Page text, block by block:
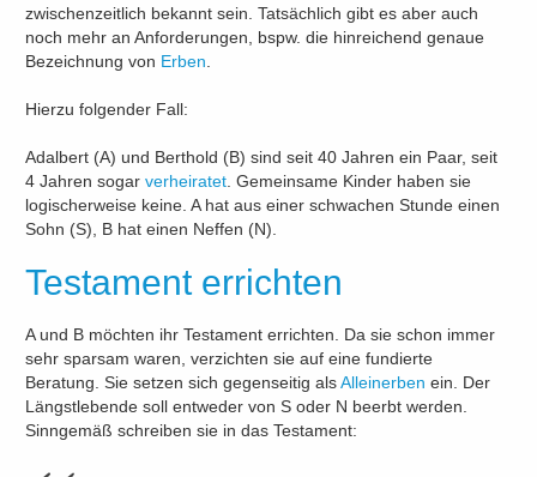
zwischenzeitlich bekannt sein. Tatsächlich gibt es aber auch
noch mehr an Anforderungen, bspw. die hinreichend genaue
Bezeichnung von Erben
Hierzu folgender Fall:
Adalbert (A) und Berthold (B) sind seit 40 Jahren ein Paar, seit
4 Jahren sogarverheiratet . Gemeinsame Kinder haben sie
logischerweise keine. A hat aus einer schwachen Stunde einen
Sohn (S), B hat einen Neffen (N).
Testament errichten
A und B möchten ihr Testament errichten. Da sie schon immer
sehr sparsam waren, verzichten sie auf eine fundierte
Beratung. Sie setzen sich gegenseitig alsAlleinerben ein. Der
Längstlebende soll entweder von S oder N beerbt werden.
Sinngemäß schreiben sie in das Testament: